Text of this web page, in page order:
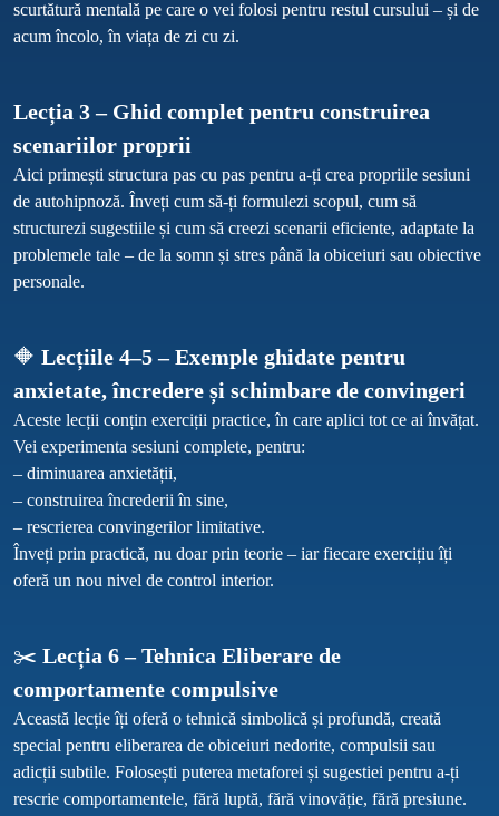
scurtătură mentală pe care o vei folosi pentru restul cursului – și de
Lecția 3 – Ghid complet pentru construirea
scenariilor proprii
Aici primești structura pas cu pas pentru a-ți crea propriile sesiuni
de autohipnoză. Înveți cum să-ți formulezi scopul, cum să
structurezi sugestiile și cum să creezi scenarii eficiente, adaptate la
problemele tale – de la somn și stres până la obiceiuri sau obiective
🔶 Lecțiile 4–5 – Exemple ghidate pentru
anxietate, încredere și schimbare de convingeri
Aceste lecții conțin exerciții practice, în care aplici tot ce ai învățat.
Vei experimenta sesiuni complete, pentru:
– diminuarea anxietății,
– construirea încrederii în sine,
– rescrierea convingerilor limitative.
Înveți prin practică, nu doar prin teorie – iar fiecare exercițiu îți
✂️ Lecția 6 – Tehnica Eliberare de
comportamente compulsive
Această lecție îți oferă o tehnică simbolică și profundă, creată
special pentru eliberarea de obiceiuri nedorite, compulsii sau
adicții subtile. Folosești puterea metaforei și sugestiei pentru a-ți